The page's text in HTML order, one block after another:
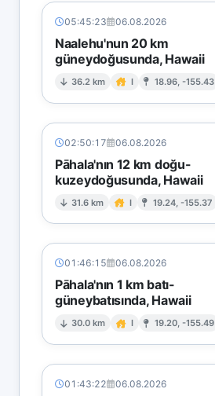
05:45:23 06.08.2026
Naalehu'nun 20 km
güneydoğusunda, Hawaii
36.2 km I 18.96, -155.43
02:50:17 06.08.2026
Pāhala'nın 12 km doğu-
kuzeydoğusunda, Hawaii
31.6 km I 19.24, -155.37
01:46:15 06.08.2026
Pāhala'nın 1 km batı-
güneybatısında, Hawaii
30.0 km I 19.20, -155.49
01:43:22 06.08.2026